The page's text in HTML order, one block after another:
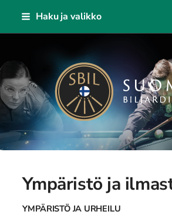
Siirry
Haku ja valikko
Suomen
Ympäristö ja
YMPÄRISTÖ JA URHEILU